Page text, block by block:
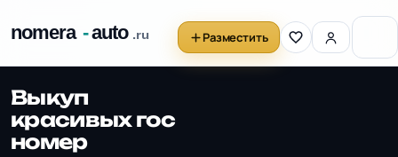
Разместить
Выкуп
красивых гос
номер